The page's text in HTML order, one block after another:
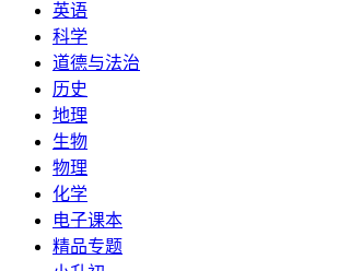
英语
科学
道德与法治
历史
地理
生物
物理
化学
电子课本
精品专题